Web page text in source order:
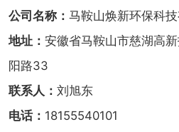
公司名称： 马鞍山焕新环保科
地址： 安徽省马鞍山市慈湖高
阳路33
联系人： 刘旭东
电话： 18155540101